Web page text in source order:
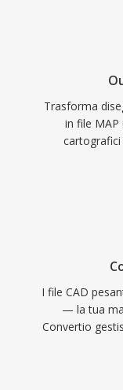
Trasforma
in file
cartografici
I file CAD
— la tua
Convertio